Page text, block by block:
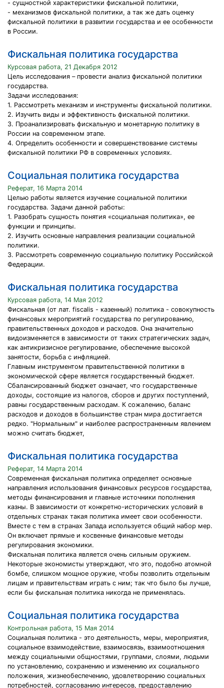
- сущностной характеристики фискальной политики,
- механизмов фискальной политики, а так же дать оценку
фискальной политики в развитии государства и ее особенности
в России.
Фискальная политика государства
Курсовая работа, 21 Декабря 2012
Цель исследования – провести анализ фискальной политики
государства.
Задачи исследования:
1. Рассмотреть механизм и инструменты фискальной политики.
2. Изучить виды и эффективность фискальной политики.
3. Проанализировать фискальную и монетарную политику в
России на современном этапе.
4. Определить особенности и совершенствование системы
фискальной политики РФ в современных условиях.
Социальная политика государства
Реферат, 16 Марта 2014
Целью работы является изучение социальной политики
государства. Задачи данной работы:
1. Разобрать сущность понятия «социальная политика», ее
функции и принципы.
2. Изучить основные направления реализации социальной
политики.
3. Рассмотреть современную социальную политику Российской
Федерации.
Фискальная политика государства
Курсовая работа, 14 Мая 2012
Фискальная (от лат. fiscalis - казенный) политика - совокупность
финансовых мероприятий государства по регулированию,
правительственных доходов и расходов. Она значительно
видоизменяется в зависимости от таких стратегических задач,
как антикризисное регулирование, обеспечение высокой
занятости, борьба с инфляцией.
Главным инструментом правительственной политики в
экономической сфере является государственный бюджет.
Сбалансированный бюджет означает, что государственные
доходы, состоящие из налогов, сборов и других поступлений,
равны государственным расходам. К сожалению, баланс
расходов и доходов в большинстве стран мира достигается
редко. "Нормальным" и наиболее распространенным явлением
можно считать бюджет,
Фискальная политика государства
Реферат, 14 Марта 2014
Современная фискальная политика определяет основные
направления использования финансовых ресурсов государства,
методы финансирования и главные источники пополнения
казны. В зависимости от конкретно-исторических условий в
отдельных странах такая политика имеет свои особенности.
Вместе с тем в странах Запада используется общий набор мер.
Он включает прямые и косвенные финансовые методы
регулирования экономики.
Фискальная политика является очень сильным оружием.
Некоторые экономисты утверждают, что это, подобно атомной
бомбе, слишком мощное оружие, чтобы позволить отдельным
лицам и правительствам играть с ним; так что было бы лучше,
если бы фискальная политика никогда не применялась.
Социальная политика государства
Контрольная работа, 15 Мая 2014
Социальная политика - это деятельность, меры, мероприятия,
социальное взаимодействие, взаимосвязь, взаимоотношения
между социальными общностями, группами, слоями, людьми
по установлению, сохранению и изменению их социального
положения, жизнеобеспечению, удовлетворению социальных
потребностей, согласованию интересов, предоставлению